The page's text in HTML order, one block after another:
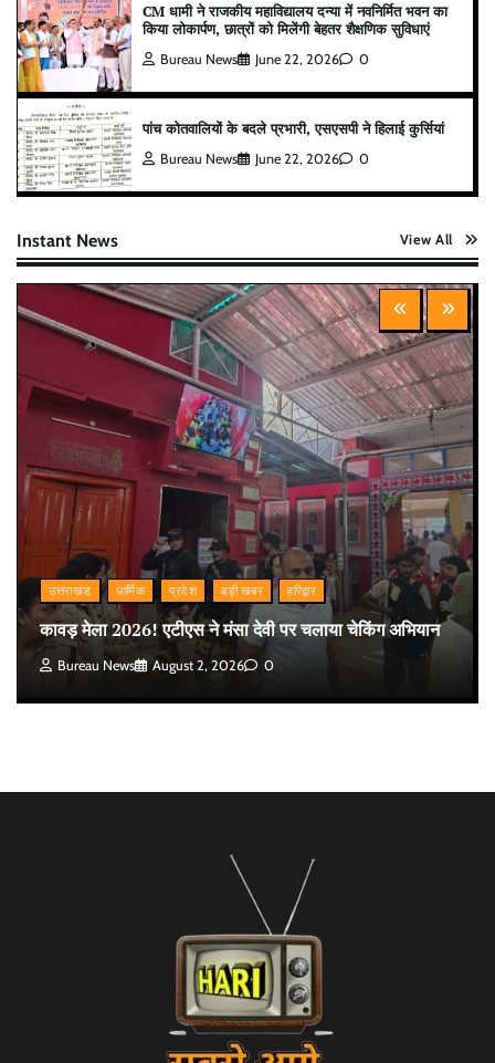
CM धामी ने राजकीय महाविद्यालय दन्या में नवनिर्मित भवन का
किया लोकार्पण, छात्रों को मिलेंगी बेहतर शैक्षणिक सुविधाएं
Bureau News June 22, 2026 0
पांच कोतवालियों के बदले प्रभारी, एसएसपी ने हिलाई कुर्सियां
Bureau News June 22, 2026 0
Instant News View All
उत्तराखंड धार्मिक प्रदेश बड़ी खबर हरिद्वार
कावड़ मेला 2026! एटीएस ने मंसा देवी पर चलाया चेकिंग अभियान
Bureau News August 2, 2026 0